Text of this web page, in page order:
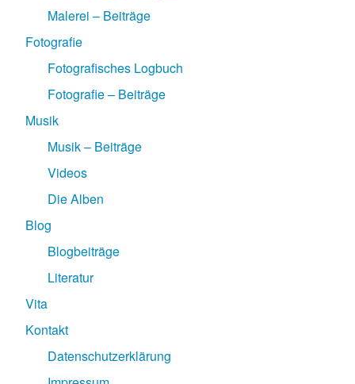
Malerei – Beiträge
Fotografie
Fotografisches Logbuch
Fotografie – Beiträge
Musik
Musik – Beiträge
Videos
Die Alben
Blog
Blogbeiträge
Literatur
Vita
Kontakt
Datenschutzerklärung